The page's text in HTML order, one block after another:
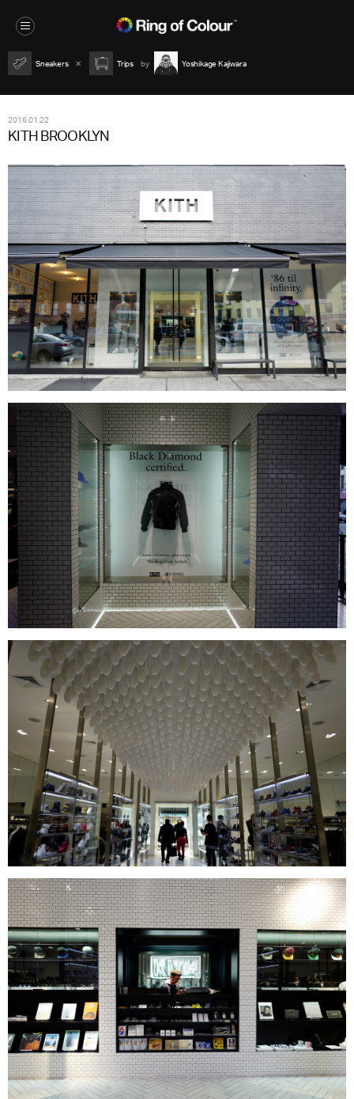
Sneakers Trips Yoshikage Kajiwara
2016.01.22
KITH BROOKLYN